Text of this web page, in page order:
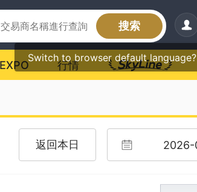
搜索
Switch to browser default language?
EXPO 行情
返回本日